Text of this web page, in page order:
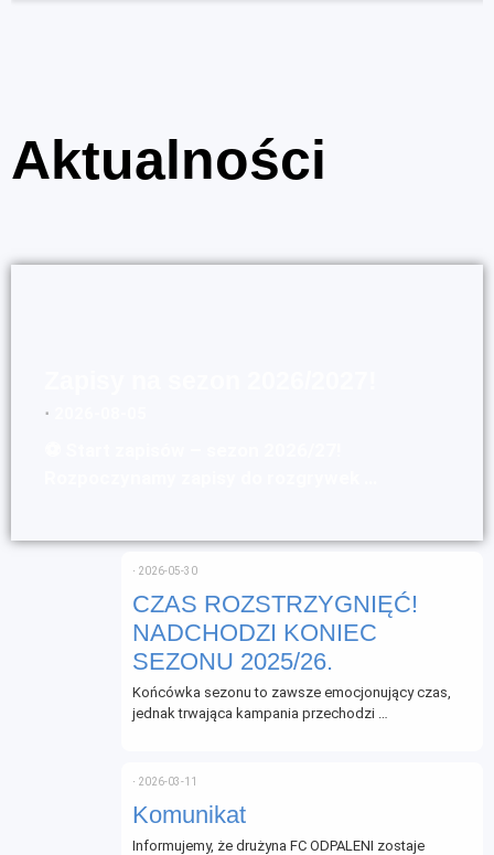
Aktualności
⋅
CZAS ROZSTRZYGNIĘĆ!
NADCHODZI KONIEC
SEZONU 2025/26.
⋅ 2026-05-30
Końcówka sezonu to zawsze emocjonujący czas,
jednak trwająca kampania przechodzi …
Komunikat
⋅ 2026-03-11
Informujemy, że drużyna FC ODPALENI zostaje